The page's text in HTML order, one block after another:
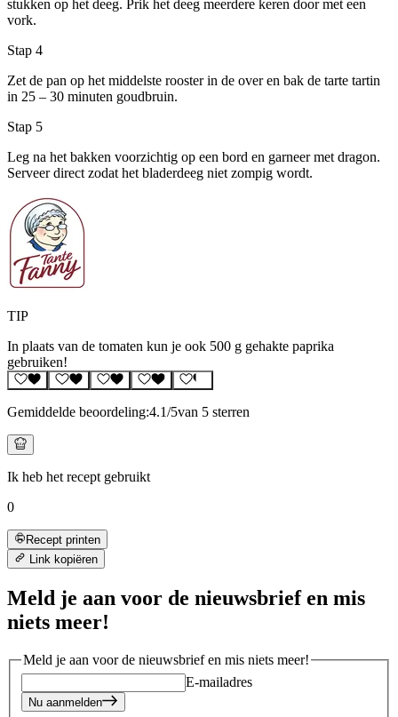
stukken op het deeg. Prik het deeg meerdere keren door met een
vork.
Stap 4
Zet de pan op het middelste rooster in de over en bak de tarte tartin
in 25 – 30 minuten goudbruin.
Stap 5
Leg na het bakken voorzichtig op een bord en garneer met dragon.
Serveer direct zodat het bladerdeeg niet zompig wordt.
TIP
In plaats van de tomaten kun je ook 500 g gehakte paprika
gebruiken!
Gemiddelde beoordeling:4.1/5van 5 sterren
Ik heb het recept gebruikt
0
Recept printen
Link kopiëren
Meld je aan voor de nieuwsbrief en mis
niets meer!
Meld je aan voor de nieuwsbrief en mis niets meer!
E-mailadres
Nu aanmelden